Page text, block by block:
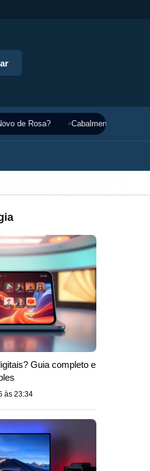
de Rosa? Cabalmente
Guia completo e
às 23:34